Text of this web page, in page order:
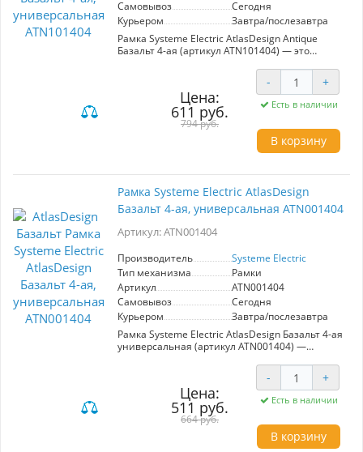
Самовывоз
Сегодня
Курьером
Завтра/послезавтра
Рамка Systeme Electric AtlasDesign Antique
Базальт 4-ая (артикул ATN101404) — это
Изготовленная из прочных материалов
PС+ASA, она устойчива к ультрафиолетовому
излучению и царапинам, что обеспечивает
долговечность и сохранение первоначального
вида. Четырехпостовая конструкция делает
рамку универсальной, позволяя
интегрировать различные элементы
придаёт изделию строгий и стильный вид,
идеально вписываясь в классические
решения интерьера. AtlasDesign Antique
отвечает высоким эстетическим требованиям,
настоящие декоративные акценты. Не
интерьер функциональным и стильным
элементом!
Цена:
611 руб.
794 руб.
- +
Есть в наличии
В корзину
Рамка Systeme Electric AtlasDesign
Базальт 4-ая, универсальная ATN001404
Артикул: ATN001404
Производитель
Systeme Electric
Тип механизма
Рамки
Артикул
ATN001404
Самовывоз
Сегодня
Курьером
Завтра/послезавтра
Рамка Systeme Electric AtlasDesign Базальт 4-ая
универсальная (артикул ATN001404) —
Изготовленная из высококачественных
материалов, рамка обеспечивает надежность
и долговечность. Элегантный базальтовый
цвет гармонично впишется в любой дизайн, а
универсальный тип механизма позволяет
легко интегрировать её в существующие
системы. Оптимальный выбор для создания
Цена:
511 руб.
664 руб.
- +
Есть в наличии
В корзину